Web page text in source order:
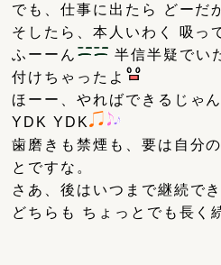
でも、仕事に出たら どーだ
そしたら、本人いわく 吸っ
ふーーん
半信半疑でい
付けちゃったよ
ほーー、やればできるじゃん
YDK YDK
歯磨きも禁煙も、要は自分
とですな。
さあ、後はいつまで継続で
どちらも ちょっとでも長く